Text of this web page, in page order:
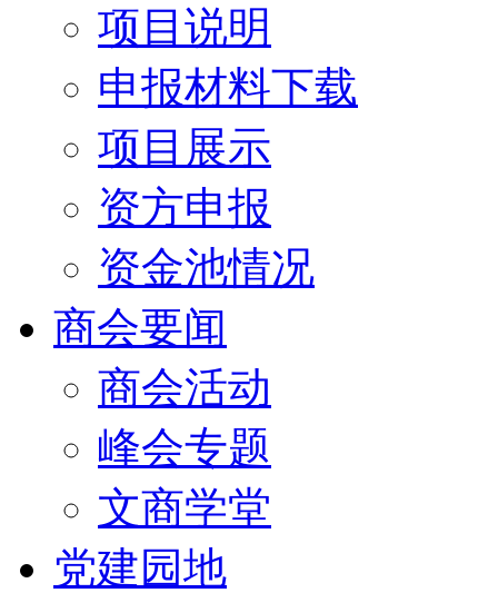
项目说明
申报材料下载
项目展示
资方申报
资金池情况
商会要闻
商会活动
峰会专题
文商学堂
党建园地